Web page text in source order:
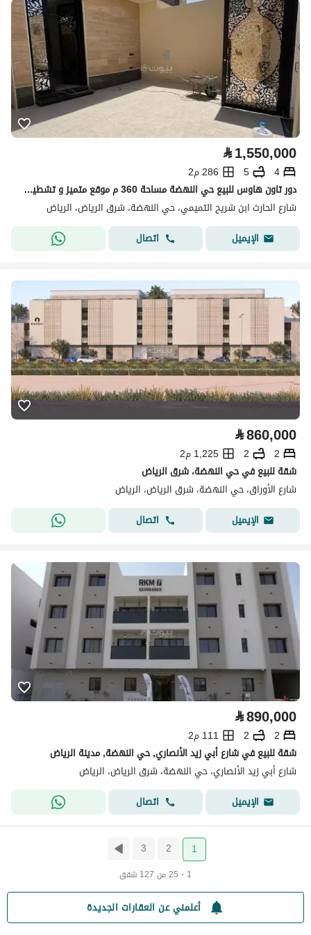
⃁1,550,000
4
5
286 م2
دور تاون هاوس للبيع حي النهضة مساحة 360 م موقع متميز و تشطيب مودرن
شارع الحارث ابن شريح التميمي، حي النهضة، شرق الرياض، الرياض
الإيميل
اتصال
⃁860,000
2
2
1,225 م2
شقة للبيع في حي النهضة، شرق الرياض
شارع الأوراق، حي النهضة، شرق الرياض، الرياض
الإيميل
اتصال
⃁890,000
2
2
111 م2
شقة للبيع في شارع أبي زيد الأنصاري, حي النهضة, مدينة الرياض
شارع أبي زيد الأنصاري، حي النهضة، شرق الرياض، الرياض
الإيميل
اتصال
1
2
3
1 - 25 من 127 شقق
أعلمني عن العقارات الجديدة